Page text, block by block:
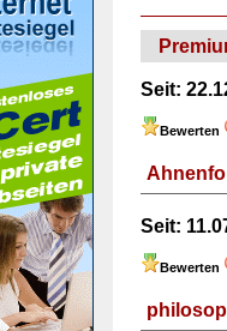
Seit:
Bewerten
Seit:
Bewerten